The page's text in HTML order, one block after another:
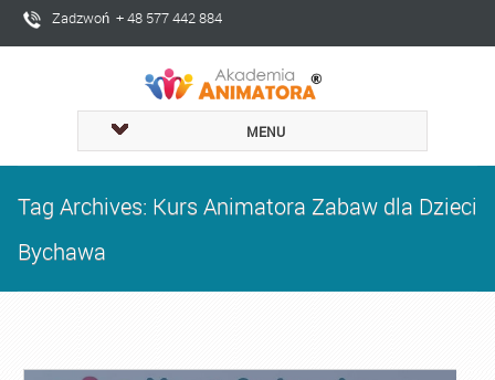
Zadzwoń + 48 577 442 884
MENU
Tag Archives: Kurs Animatora Zabaw dla Dzieci
Bychawa